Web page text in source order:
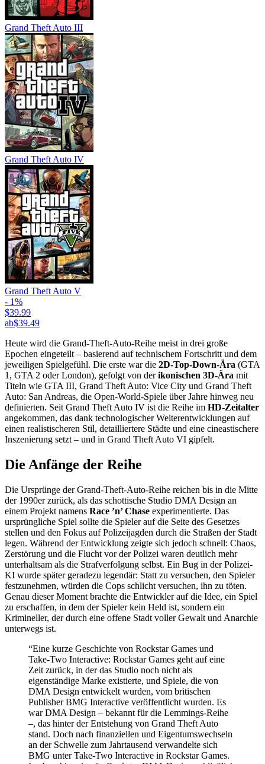
Grand Theft Auto III
Grand Theft Auto IV
Grand Theft Auto V
- 1%
$39.99
ab$39.49
Heute wird die Grand-Theft-Auto-Reihe meist in drei große
Epochen eingeteilt – basierend auf technischem Fortschritt und dem
jeweiligen Spielgefühl. Die erste war die 2D-Top-Down-Ära (GTA
1, GTA 2 oder London), gefolgt von derikonischen 3D-Ära mit
Titeln wie GTA III, Grand Theft Auto: Vice City und Grand Theft
Auto: San Andreas, die Open-World-Spiele über Jahre hinweg neu
definierten. Seit Grand Theft Auto IV ist die Reihe im HD-Zeitalter
angekommen, das dank technologischer Weiterentwicklungen auf
einen realistischeren Stil, detailliertere Städte und eine cineastischere
Inszenierung setzt – und in Grand Theft Auto VI gipfelt.
Die Anfänge der Reihe
Die Ursprünge der Grand-Theft-Auto-Reihe reichen bis in die Mitte
der 1990er zurück, als das schottische Studio DMA Design an
einem Projekt namens Race ’n’ Chase experimentierte. Das
ursprüngliche Spiel sollte die Spieler auf die Seite des Gesetzes
stellen und den Fokus auf Polizeijagden durch die Straßen der Stadt
legen. Während der Entwicklung zeigte sich jedoch schnell: Chaos,
Zerstörung und die Flucht vor der Polizei waren deutlich mehr
unterhaltsam als die Strafverfolgung selbst. Ein Bug in der Polizei-
KI wurde später geradezu legendär: Statt zu versuchen, den Spieler
festzunehmen, würden die Cops schlicht versuchen, ihn zu töten.
Genau dieser Moment brachte die Entwickler auf die Idee, ein Spiel
zu erschaffen, in dem der Spieler kein Held ist, sondern ein
Krimineller, der durch eine offene Stadt voller Gewalt und Anarchie
unterwegs ist.
“Eine kurze Geschichte von Rockstar Games und
Take-Two Interactive: Rockstar Games geht auf eine
Zeit zurück, in der das Studio noch nicht als
eigenständige Marke existierte, und Spiele, die von
DMA Design entwickelt wurden, vom britischen
Publisher BMG Interactive veröffentlicht wurden. Es
war DMA Design – bekannt für die Lemmings-Reihe
–, das hinter der Entstehung von Grand Theft Auto
stand. Doch nach finanziellen und Eigentumswechseln
an der Schwelle zum Jahrtausend verwandelte sich
BMG unter Take-Two Interactive in Rockstar Games.